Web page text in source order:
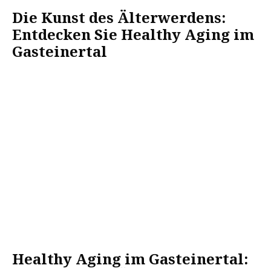
Die Kunst des Älterwerdens:
Entdecken Sie Healthy Aging im
Gasteinertal
Healthy Aging im Gasteinertal: